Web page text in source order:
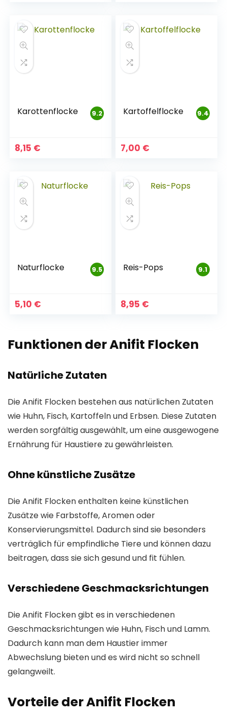
9.2
Karottenflocke
8,15 €
9.4
Kartoffelflocke
7,00 €
9.5
Naturflocke
5,10 €
9.1
Reis-Pops
8,95 €
Funktionen der Anifit Flocken
Natürliche Zutaten
Die Anifit Flocken bestehen aus natürlichen Zutaten
wie Huhn, Fisch, Kartoffeln und Erbsen. Diese Zutaten
werden sorgfältig ausgewählt, um eine ausgewogene
Ernährung für Haustiere zu gewährleisten.
Ohne künstliche Zusätze
Die Anifit Flocken enthalten keine künstlichen
Zusätze wie Farbstoffe, Aromen oder
Konservierungsmittel. Dadurch sind sie besonders
verträglich für empfindliche Tiere und können dazu
beitragen, dass sie sich gesund und fit fühlen.
Verschiedene Geschmacksrichtungen
Die Anifit Flocken gibt es in verschiedenen
Geschmacksrichtungen wie Huhn, Fisch und Lamm.
Dadurch kann man dem Haustier immer
Abwechslung bieten und es wird nicht so schnell
gelangweilt.
Vorteile der Anifit Flocken